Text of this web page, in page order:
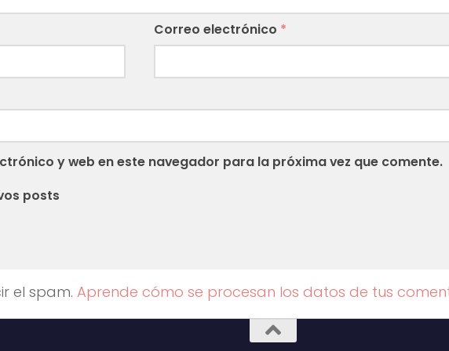
Correo electrónico *
y web en este navegador para la próxima vez que comente.
posts
el spam. Aprende cómo se procesan los datos de tus